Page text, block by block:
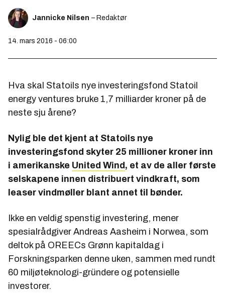
Jannicke Nilsen – Redaktør
14. mars 2016 - 06:00
Hva skal Statoils nye investeringsfond Statoil
energy ventures bruke 1,7 milliarder kroner på de
neste sju årene?
Nylig ble det kjent at Statoils nye
investeringsfond skyter 25 millioner kroner inn
i amerikanske United Wind, et av de aller første
selskapene innen distribuert vindkraft, som
leaser vindmøller blant annet til bønder.
Ikke en veldig spenstig investering, mener
spesialrådgiver Andreas Aasheim i Norwea, som
deltok på OREECs Grønn kapitaldag i
Forskningsparken denne uken, sammen med rundt
60 miljøteknologi-gründere og potensielle
investorer.